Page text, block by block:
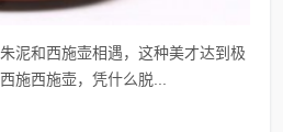
泥和西施壶相遇，这种美才达到极
施西施壶，凭什么脱...